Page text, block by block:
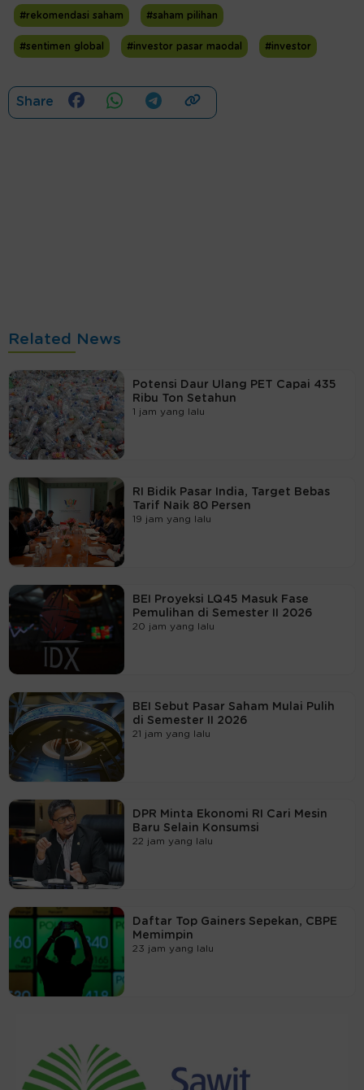
#rekomendasi saham #saham pilihan
#sentimen global #investor pasar maodal #investor
Share
Related News
Potensi Daur Ulang PET Capai 435
Ribu Ton Setahun
1 jam yang lalu
RI Bidik Pasar India, Target Bebas
Tarif Naik 80 Persen
19 jam yang lalu
BEI Proyeksi LQ45 Masuk Fase
Pemulihan di Semester II 2026
20 jam yang lalu
BEI Sebut Pasar Saham Mulai Pulih
di Semester II 2026
21 jam yang lalu
DPR Minta Ekonomi RI Cari Mesin
Baru Selain Konsumsi
22 jam yang lalu
Daftar Top Gainers Sepekan, CBPE
Memimpin
23 jam yang lalu